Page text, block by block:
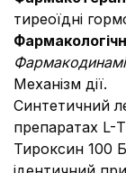
тиреоїдні
Механізм дії.
Синтетичний
препаратах L-
Тироксин 100